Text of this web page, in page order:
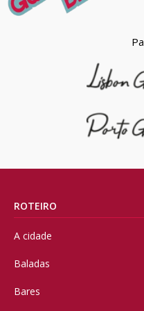
ROTEIRO
A cidade
Baladas
Bares